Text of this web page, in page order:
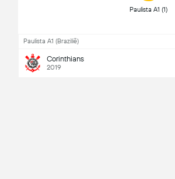
Paulista A1 (1)
Paulista A1 (Brazilië)
Corinthians
2019